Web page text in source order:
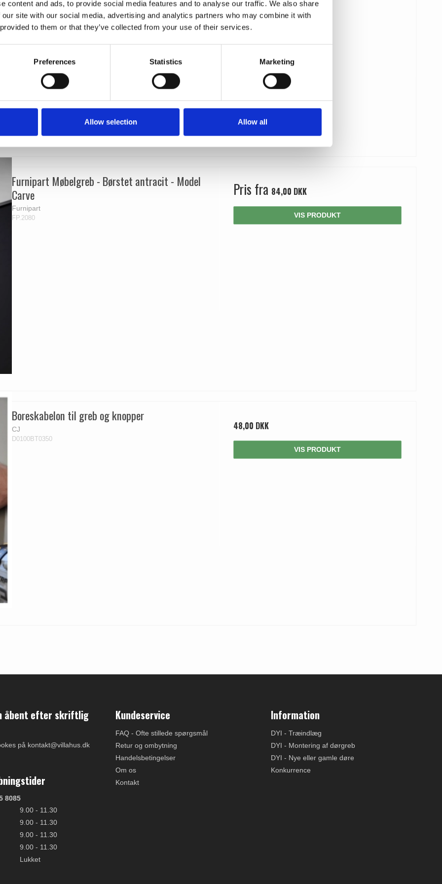
content and ads, to provide social media features and to analyse our traffic. We also share
site with our social media, advertising and analytics partners who may combine it with
to them or that they’ve collected from your use of their services.
Preferences Statistics Marketing
Allow selection Allow all
Furnipart Møbelgreb - Børstet antracit - Model
Carve
Furnipart
FP.2080
Pris fra 84,00 DKK
VIS PRODUKT
Boreskabelon til greb og knopper
CJ
D0100BT0350
48,00 DKK
VIS PRODUKT
åbent efter skriftlig
på kontakt@villahus.dk
8085
9.00 - 11.30
9.00 - 11.30
9.00 - 11.30
9.00 - 11.30
Lukket
Kundeservice
FAQ - Ofte stillede spørgsmål
Retur og ombytning
Handelsbetingelser
Om os
Kontakt
Information
DYI - Træindlæg
DYI - Montering af dørgreb
DYI - Nye eller gamle døre
Konkurrence